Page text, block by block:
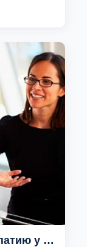
Тест: Вызываете ли вы симпатию у окружающих?